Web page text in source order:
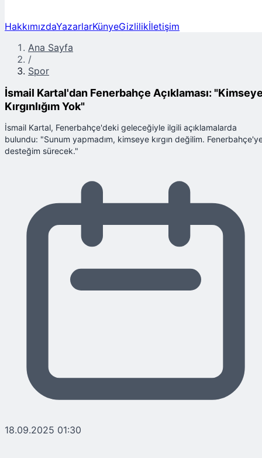
HakkımızdaYazarlarKünyeGizlilikİletişim
Ana Sayfa
/
Spor
İsmail Kartal'dan Fenerbahçe Açıklaması:
Kırgınlığım Yok"
İsmail Kartal, Fenerbahçe'deki geleceğiyle ilgili açıklamalarda
bulundu: "Sunum yapmadım, kimseye kırgın değilim.
desteğim sürecek."
18.09.2025 01:30